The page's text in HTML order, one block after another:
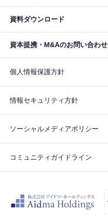
資料ダウンロード
資本提携・M&Aのお問い合わせ
個人情報保護方針
情報セキュリティ方針
ソーシャルメディアポリシー
コミュニティガイドライン